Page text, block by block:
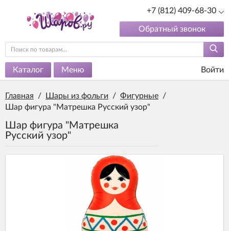
+7 (812) 409-68-30
Обратный звонок
Каталог Меню Войти
Главная / Шары из фольги / Фигурные /
Шар фигура "Матрешка Русский узор"
Шар фигура "Матрешка
Русский узор"